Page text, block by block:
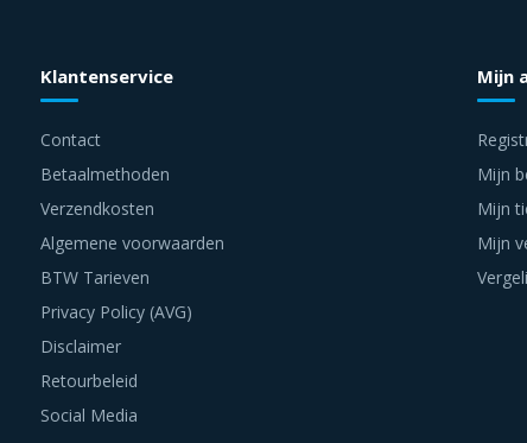
Klantenservice
Contact
Betaalmethoden
Verzendkosten
Algemene voorwaarden
BTW Tarieven
Privacy Policy (AVG)
Disclaimer
Retourbeleid
Social Media
Mijn
Mijn
Mijn
Mijn